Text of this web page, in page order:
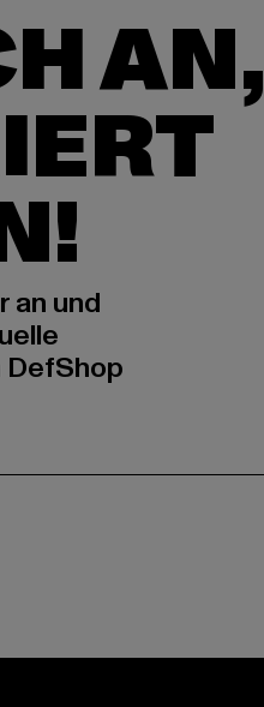
AN,
an und
DefShop